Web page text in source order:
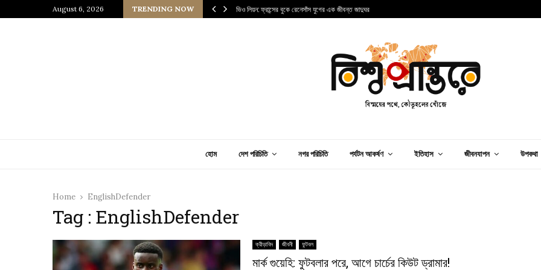
August 6, 2026 TRENDING NOW
জাপানি আধ্যাত্মিকতার ছোঁয়া ভিও লিয়ন: ফ্রান্সের বুকে রেনেসাঁস যুগের এক জীবন্ত জাদুঘর
হোম দেশ পরিচিতি নগর পরিচিতি পর্যটন আকর্ষণ ইতিহাস জীবনযাপন উপকথা
Home EnglishDefender
Tag : EnglishDefender
ক্রীড়াবিদ জীবনী ফুটবল
মার্ক গুয়েহি: ফুটবলার পরে, আগে চার্চের কিউট ড্রামার!